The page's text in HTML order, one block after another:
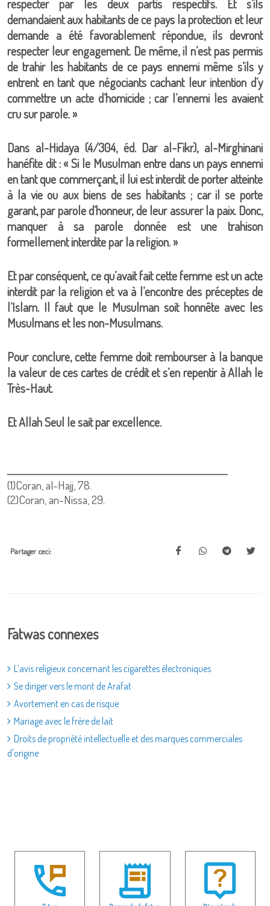
respecter par les deux partis respectifs. Et s’ils
demandaient aux habitants de ce pays la protection et leur
demande a été favorablement répondue, ils devront
respecter leur engagement. De même, il n’est pas permis
de trahir les habitants de ce pays ennemi même s’ils y
entrent en tant que négociants cachant leur intention d’y
commettre un acte d’homicide ; car l’ennemi les avaient
cru sur parole. »
Dans al-Hidaya (4/304, éd. Dar al-Fikr), al-Mirghinani
hanéfite dit : « Si le Musulman entre dans un pays ennemi
en tant que commerçant, il lui est interdit de porter atteinte
à la vie ou aux biens de ses habitants ; car il se porte
garant, par parole d’honneur, de leur assurer la paix. Donc,
manquer à sa parole donnée est une trahison
formellement interdite par la religion. »
Et par conséquent, ce qu’avait fait cette femme est un acte
interdit par la religion et va à l’encontre des préceptes de
l’Islam. Il faut que le Musulman soit honnête avec les
Musulmans et les non-Musulmans.
Pour conclure, cette femme doit rembourser à la banque
la valeur de ces cartes de crédit et s’en repentir à Allah le
Très-Haut.
Et Allah Seul le sait par excellence.
ـــــــــــــــــــــــــــــــــــــــــــــــــــــــــــــ
(1)Coran, al-Hajj, 78.
(2)Coran, an-Nissa, 29.
Partager ceci:
Fatwas connexes
L’avis religieux concernant les cigarettes électroniques
Se diriger vers le mont de Arafat
Avortement en cas de risque
Mariage avec le frère de lait
Droits de propriété intellectuelle et des marques commerciales
d'origine